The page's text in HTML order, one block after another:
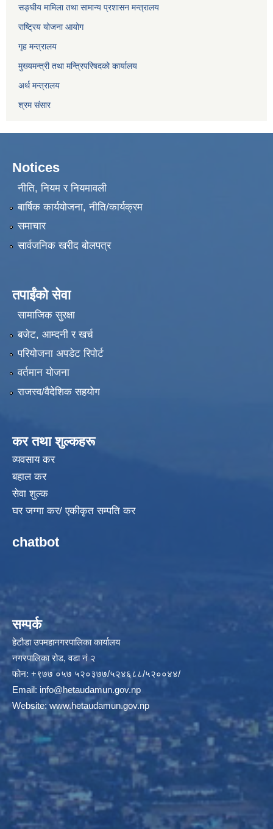
सङ्घीय मामिला तथा सामान्य प्रशासन मन्त्रालय
राष्ट्रिय योजना आयोग
गृह मन्त्रालय
मुख्यमन्त्री तथा मन्त्रिपरिषदको कार्यालय
अर्थ मन्त्रालय
श्रम संसार
Notices
नीति, नियम र नियमावली
बार्षिक कार्ययोजना, नीति/कार्यक्रम
समाचार
सार्वजनिक खरीद बोलपत्र
तपाईंको सेवा
सामाजिक सुरक्षा
बजेट, आम्दनी र खर्च
परियोजना अपडेट रिपोर्ट
वर्तमान योजना
राजस्व/वैदेशिक सहयोग
कर तथा शुल्कहरू
व्यवसाय कर
बहाल कर
सेवा शुल्क
घर जग्गा कर/ एकीकृत सम्पति कर
chatbot
सम्पर्क
हेटौडा उपमहानगरपालिका कार्यालय
नगरपालिका रोड, वडा नं २
फोन: +९७७ ०५७ ५२०३७७/५२४६८८/५२००४४/
Email: info@hetaudamun.gov.np
Website: www.hetaudamun.gov.np